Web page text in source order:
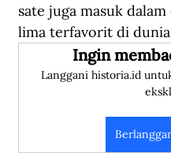
sate juga masuk
lima terfavorit di
Ingin
Langgani historia.id